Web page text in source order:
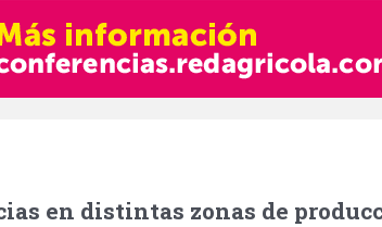
en distintas zonas de